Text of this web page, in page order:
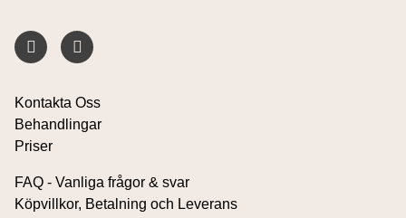
Kontakta Oss
Behandlingar
Priser
FAQ - Vanliga frågor & svar
Köpvillkor, Betalning och Leverans